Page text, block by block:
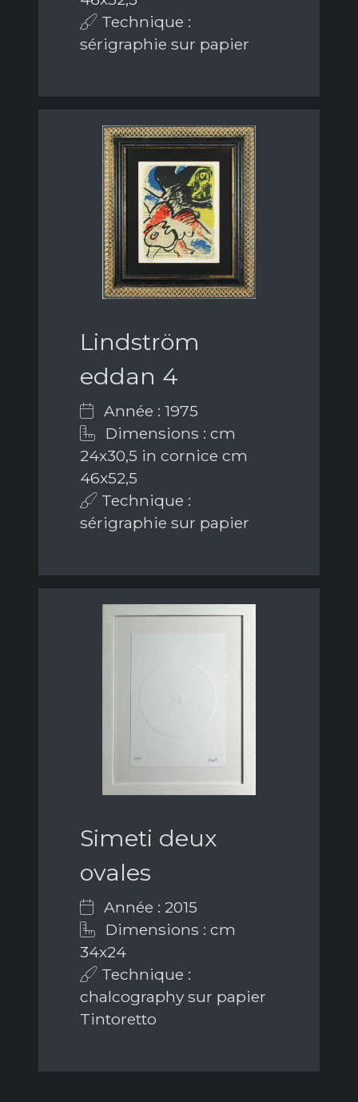
Technique :
sérigraphie sur papier
Lindström
eddan 4
Année : 1975
Dimensions : cm
24x30,5 in cornice cm
46x52,5
Technique :
sérigraphie sur papier
Simeti deux
ovales
Année : 2015
Dimensions : cm
34x24
Technique :
chalcography sur papier
Tintoretto